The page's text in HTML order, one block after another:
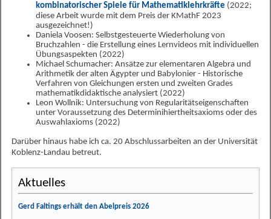
kombinatorischer Spiele für Mathematiklehrkräfte (2022;
diese Arbeit wurde mit dem Preis der KMathF 2023
ausgezeichnet!)
Daniela Voosen: Selbstgesteuerte Wiederholung von
Bruchzahlen - die Erstellung eines Lernvideos mit individuellen
Übungsaspekten (2022)
Michael Schumacher: Ansätze zur elementaren Algebra und
Arithmetik der alten Ägypter und Babylonier - Historische
Verfahren von Gleichungen ersten und zweiten Grades
mathematikdidaktische analysiert (2022)
Leon Wollnik: Untersuchung von Regularitätseigenschaften
unter Voraussetzung des Determinihiertheitsaxioms oder des
Auswahlaxioms (2022)
Darüber hinaus habe ich ca. 20 Abschlussarbeiten an der Universität
Koblenz-Landau betreut.
Aktuelles
Gerd Faltings erhält den Abelpreis 2026